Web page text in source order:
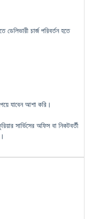
চার্জ পরিবর্তন হতে
যাবেন আশা করি।
সার্ভিসের অফিস বা নিকটবর্তী